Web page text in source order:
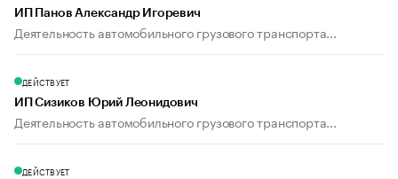
ИП Панов Александр Игоревич
Деятельность автомобильного грузового транспорта...
ДЕЙСТВУЕТ
ИП Сизиков Юрий Леонидович
Деятельность автомобильного грузового транспорта...
ДЕЙСТВУЕТ